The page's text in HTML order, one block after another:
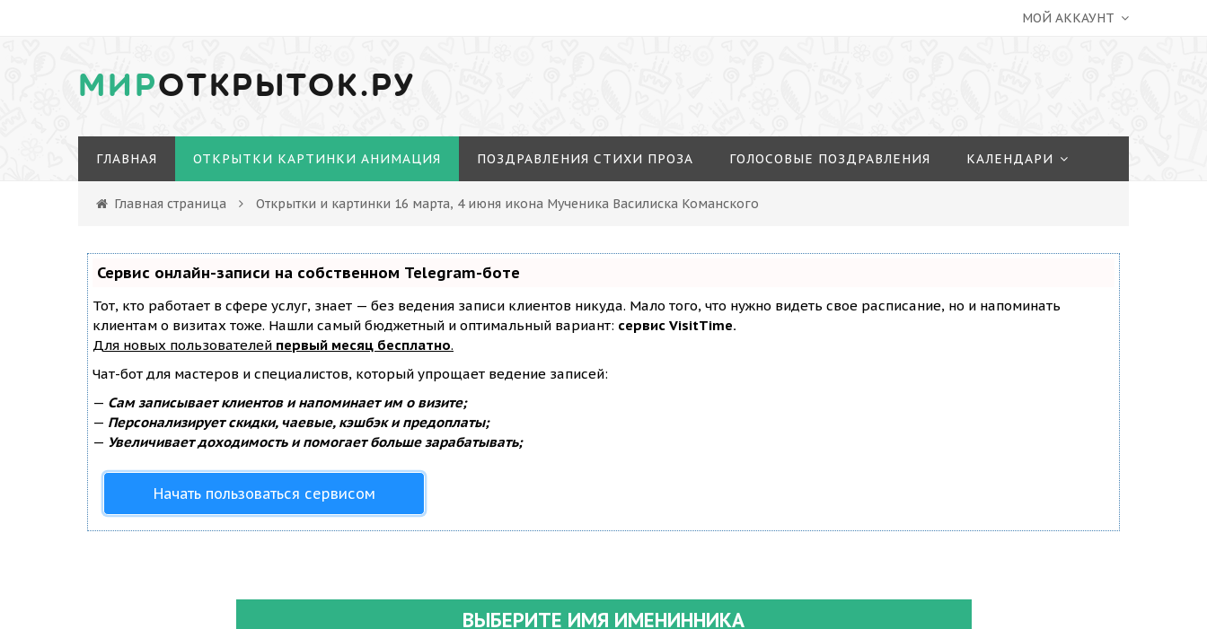
МОЙ АККАУНТ
МИРОТКРЫТОК.РУ
ГЛАВНАЯ ОТКРЫТКИ КАРТИНКИ АНИМАЦИЯ ПОЗДРАВЛЕНИЯ СТИХИ ПРОЗА ГОЛОСОВЫЕ ПОЗДРАВЛЕНИЯ КАЛЕНДАРИ
Главная страница Открытки и картинки 16 марта, 4 июня икона Мученика Василиска Команского
Сервис онлайн-записи на собственном Telegram-боте
Тот, кто работает в сфере услуг, знает — без ведения записи клиентов никуда. Мало того, что нужно видеть свое расписание, но и напоминать
клиентам о визитах тоже. Нашли самый бюджетный и оптимальный вариант: сервис VisitTime.
Для новых пользователей первый месяц бесплатно.
Чат-бот для мастеров и специалистов, который упрощает ведение записей:
— Сам записывает клиентов и напоминает им о визите;
— Персонализирует скидки, чаевые, кэшбэк и предоплаты;
— Увеличивает доходимость и помогает больше зарабатывать;
Начать пользоваться сервисом
ВЫБЕРИТЕ ИМЯ ИМЕНИННИКА